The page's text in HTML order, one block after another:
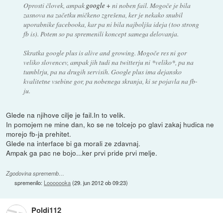
Oprosti človek, ampakgoogle + ni noben fail. Mogoče je bila
zasnova na začetku mičkeno zgrešena, ker je nekako snubil
uporabnike facebooka, kar pa ni bila najboljša ideja (too strong
fb is). Potem so pa spremenili koncept samega delovanja.
Skratka google plus is alive and growing. Mogoče res ni gor
veliko slovencev, ampak jih tudi na twitterju ni *veliko*, pa na
tumblrju, pa na drugih servisih. Google plus ima dejansko
kvalitetne vsebine gor, pa nobenega skranja, ki se pojavla na fb-
ju.
Glede na njihove cilje je fail.In to velik.
In pomojem ne mine dan, ko se ne tolcejo po glavi zakaj hudica ne
morejo fb-ja prehitet.
Glede na interface bi ga morali ze zdavnaj.
Ampak ga pac ne bojo...ker prvi pride prvi melje.
Zgodovina sprememb…
spremenilo: Looooooka(29. jun 2012 ob 09:23)
Poldi112